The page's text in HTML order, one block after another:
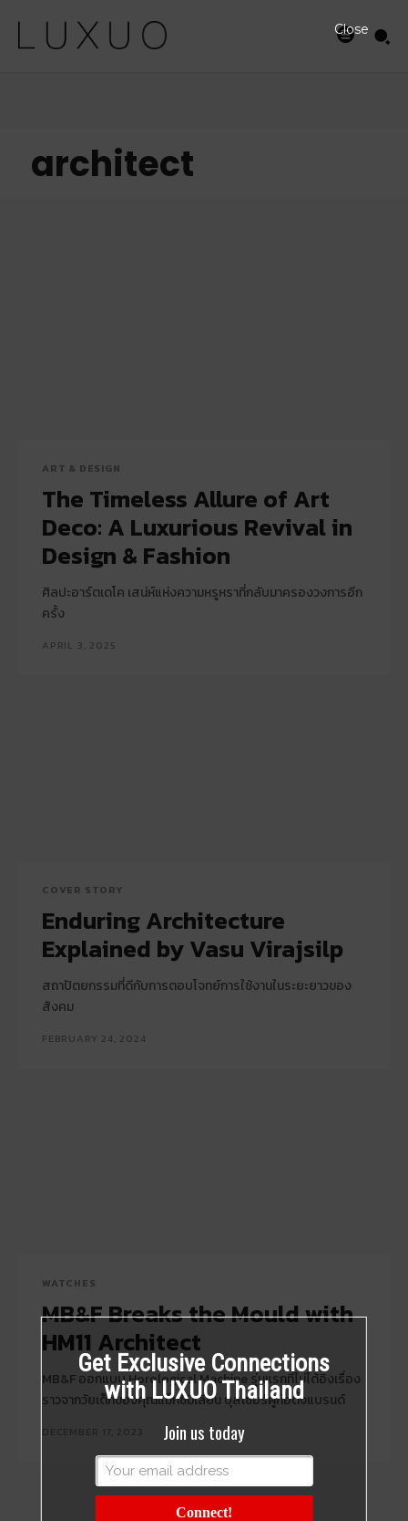
architect
ART & DESIGN
The Timeless Allure of Art
Deco: A Luxurious Revival in
Design & Fashion
ศิลปะอาร์ตเดโค เสน่ห์แห่งความหรูหราที่กลับมาครองวงการอีก
ครั้ง
APRIL 3, 2025
COVER STORY
Enduring Architecture
Explained by Vasu Virajsilp
สถาปัตยกรรมที่ดีกับการตอบโจทย์การใช้งานในระยะยาวของ
สังคม
FEBRUARY 24, 2024
WATCHES
MB&F Breaks the Mould with
HM11 Architect
MB&F ออกแบบ Horological Machine รุ่นแรกที่ไม่ได้อิงเรื่อง
ราวจากวัยเด็กของคุณแม็กซิมิเลียน บุสเซอร์ผู้ก่อตั้งแบรนด์
Get Exclusive Connections
with LUXUO Thailand
Join us today
Connect!
Close